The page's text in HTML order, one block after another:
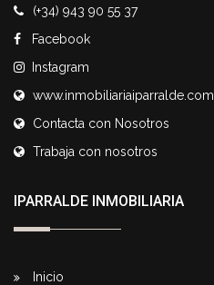
(+34) 943 90 55 37
Facebook
Instagram
www.inmobiliariaiparralde.com
Contacta con Nosotros
Trabaja con nosotros
IPARRALDE INMOBILIARIA
Inicio